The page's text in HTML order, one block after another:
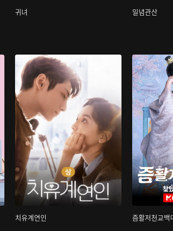
귀녀 일념관산
치유계연인 즘활저천교백